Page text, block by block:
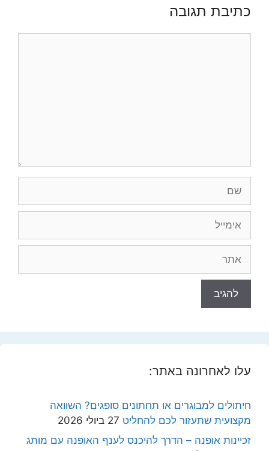
כתיבת תגובה
עלו לאחרונה באתר:
חיתולים למבוגרים או תחתונים סופגים? השוואה
מקצועית שתעזור לכם להחליט 27 ביולי 2026
זכיינות אופנה – הדרך להיכנס לענף האופנה עם מותג